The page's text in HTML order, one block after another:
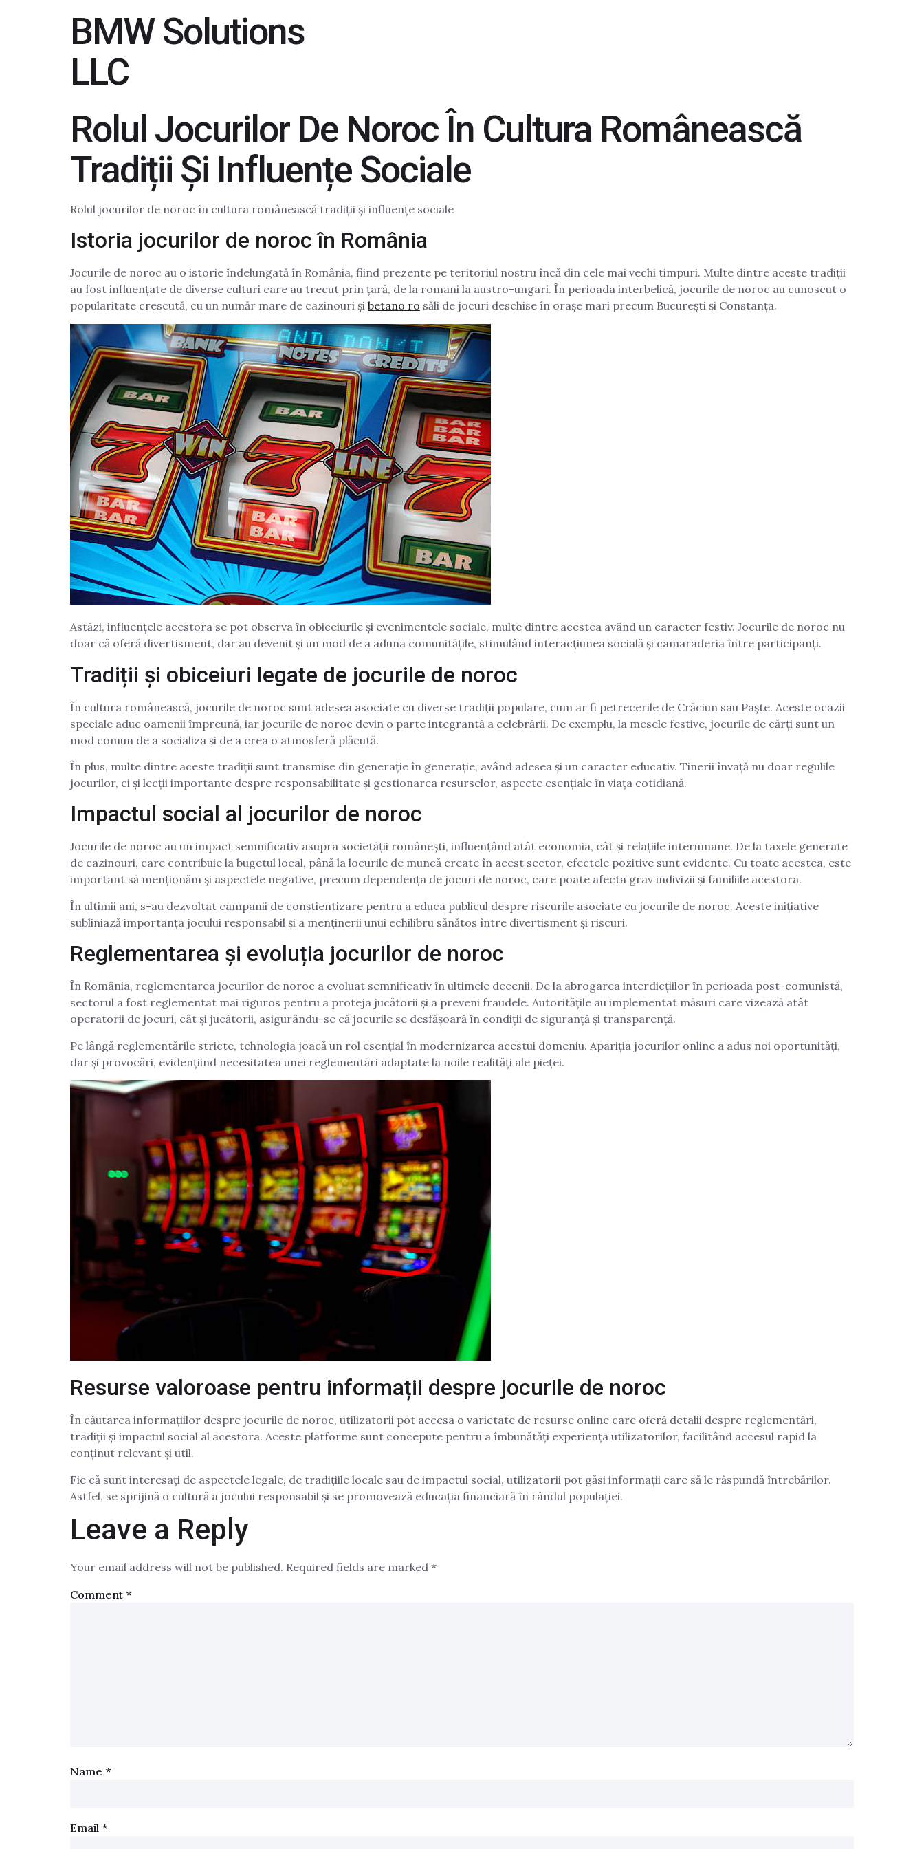
BMW Solutions
LLC
Rolul Jocurilor De Noroc În Cultura Românească
Tradiții Și Influențe Sociale
Rolul jocurilor de noroc în cultura românească tradiții și influențe sociale
Istoria jocurilor de noroc în România
Jocurile de noroc au o istorie îndelungată în România, fiind prezente pe teritoriul nostru încă din cele mai vechi timpuri. Multe dintre aceste tradiții
au fost influențate de diverse culturi care au trecut prin țară, de la romani la austro-ungari. În perioada interbelică, jocurile de noroc au cunoscut o
popularitate crescută, cu un număr mare de cazinouri și betano ro săli de jocuri deschise în orașe mari precum București și Constanța.
Astăzi, influențele acestora se pot observa în obiceiurile și evenimentele sociale, multe dintre acestea având un caracter festiv. Jocurile de noroc nu
doar că oferă divertisment, dar au devenit și un mod de a aduna comunitățile, stimulând interacțiunea socială și camaraderia între participanți.
Tradiții și obiceiuri legate de jocurile de noroc
În cultura românească, jocurile de noroc sunt adesea asociate cu diverse tradiții populare, cum ar fi petrecerile de Crăciun sau Paște. Aceste ocazii
speciale aduc oamenii împreună, iar jocurile de noroc devin o parte integrantă a celebrării. De exemplu, la mesele festive, jocurile de cărți sunt un
mod comun de a socializa și de a crea o atmosferă plăcută.
În plus, multe dintre aceste tradiții sunt transmise din generație în generație, având adesea și un caracter educativ. Tinerii învață nu doar regulile
jocurilor, ci și lecții importante despre responsabilitate și gestionarea resurselor, aspecte esențiale în viața cotidiană.
Impactul social al jocurilor de noroc
Jocurile de noroc au un impact semnificativ asupra societății românești, influențând atât economia, cât și relațiile interumane. De la taxele generate
de cazinouri, care contribuie la bugetul local, până la locurile de muncă create în acest sector, efectele pozitive sunt evidente. Cu toate acestea, este
important să menționăm și aspectele negative, precum dependența de jocuri de noroc, care poate afecta grav indivizii și familiile acestora.
În ultimii ani, s-au dezvoltat campanii de conștientizare pentru a educa publicul despre riscurile asociate cu jocurile de noroc. Aceste inițiative
subliniază importanța jocului responsabil și a menținerii unui echilibru sănătos între divertisment și riscuri.
Reglementarea și evoluția jocurilor de noroc
În România, reglementarea jocurilor de noroc a evoluat semnificativ în ultimele decenii. De la abrogarea interdicțiilor în perioada post-comunistă,
sectorul a fost reglementat mai riguros pentru a proteja jucătorii și a preveni fraudele. Autoritățile au implementat măsuri care vizează atât
operatorii de jocuri, cât și jucătorii, asigurându-se că jocurile se desfășoară în condiții de siguranță și transparență.
Pe lângă reglementările stricte, tehnologia joacă un rol esențial în modernizarea acestui domeniu. Apariția jocurilor online a adus noi oportunități,
dar și provocări, evidențiind necesitatea unei reglementări adaptate la noile realități ale pieței.
Resurse valoroase pentru informații despre jocurile de noroc
În căutarea informațiilor despre jocurile de noroc, utilizatorii pot accesa o varietate de resurse online care oferă detalii despre reglementări,
tradiții și impactul social al acestora. Aceste platforme sunt concepute pentru a îmbunătăți experiența utilizatorilor, facilitând accesul rapid la
conținut relevant și util.
Fie că sunt interesați de aspectele legale, de tradițiile locale sau de impactul social, utilizatorii pot găsi informații care să le răspundă întrebărilor.
Astfel, se sprijină o cultură a jocului responsabil și se promovează educația financiară în rândul populației.
Leave a Reply
Your email address will not be published. Required fields are marked *
Comment *
Name *
Email *